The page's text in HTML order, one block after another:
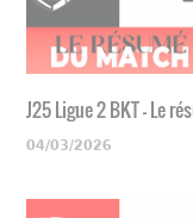
J25 Ligue 2 BKT - Le
04/03/2026